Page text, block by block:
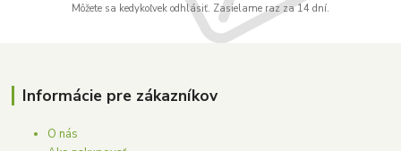
Môžete sa kedykoľvek odhlásiť. Zasielame raz za 14 dní.
Informácie pre zákazníkov
O nás